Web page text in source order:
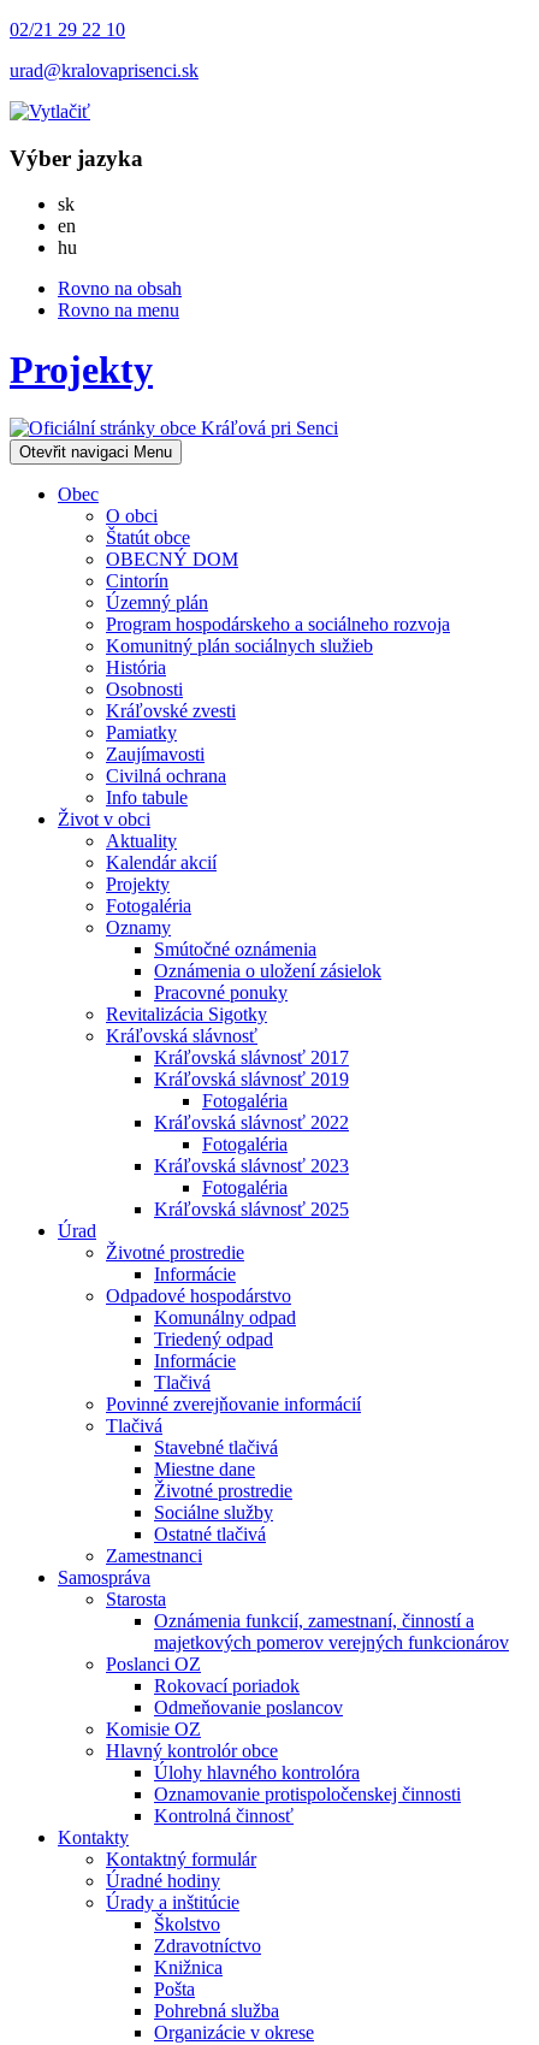
02/21 29 22 10
urad@kralovaprisenci.sk
Výber jazyka
skSlovensky
en
hu
Rovno na obsah
Rovno na menu
Projekty
Otevřit navigaci Menu
Obec
O obci
Štatút obce
OBECNÝ DOM
Cintorín
Územný plán
Program hospodárskeho a sociálneho rozvoja
Komunitný plán sociálnych služieb
História
Osobnosti
Kráľovské zvesti
Pamiatky
Zaujímavosti
Civilná ochrana
Info tabule
Život v obci
Aktuality
Kalendár akcií
Projekty
Fotogaléria
Oznamy
Smútočné oznámenia
Oznámenia o uložení zásielok
Pracovné ponuky
Revitalizácia Sigotky
Kráľovská slávnosť
Kráľovská slávnosť 2017
Kráľovská slávnosť 2019
Fotogaléria
Kráľovská slávnosť 2022
Fotogaléria
Kráľovská slávnosť 2023
Fotogaléria
Kráľovská slávnosť 2025
Úrad
Životné prostredie
Informácie
Odpadové hospodárstvo
Komunálny odpad
Triedený odpad
Informácie
Tlačivá
Povinné zverejňovanie informácií
Tlačivá
Stavebné tlačivá
Miestne dane
Životné prostredie
Sociálne služby
Ostatné tlačivá
Zamestnanci
Samospráva
Starosta
Oznámenia funkcií, zamestnaní, činností a
majetkových pomerov verejných funkcionárov
Poslanci OZ
Rokovací poriadok
Odmeňovanie poslancov
Komisie OZ
Hlavný kontrolór obce
Úlohy hlavného kontrolóra
Oznamovanie protispoločenskej činnosti
Kontrolná činnosť
Kontakty
Kontaktný formulár
Úradné hodiny
Úrady a inštitúcie
Školstvo
Zdravotníctvo
Knižnica
Pošta
Pohrebná služba
Organizácie v okrese